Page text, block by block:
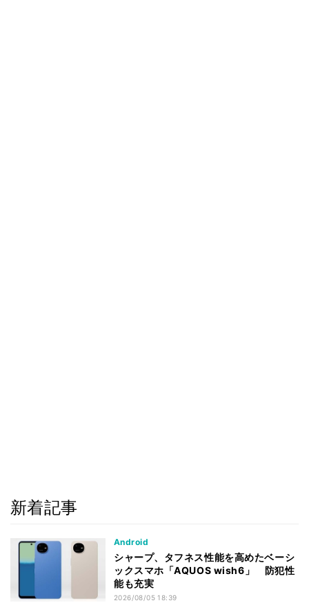
新着記事
Android
シャープ、タフネス性能を高めたベーシ
ックスマホ「AQUOS wish6」 防犯性
能も充実
2026/08/05 18:39